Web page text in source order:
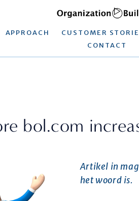
APPROACH CUSTOMER
CONTACT
bol.com
Artikel in
het woord is.